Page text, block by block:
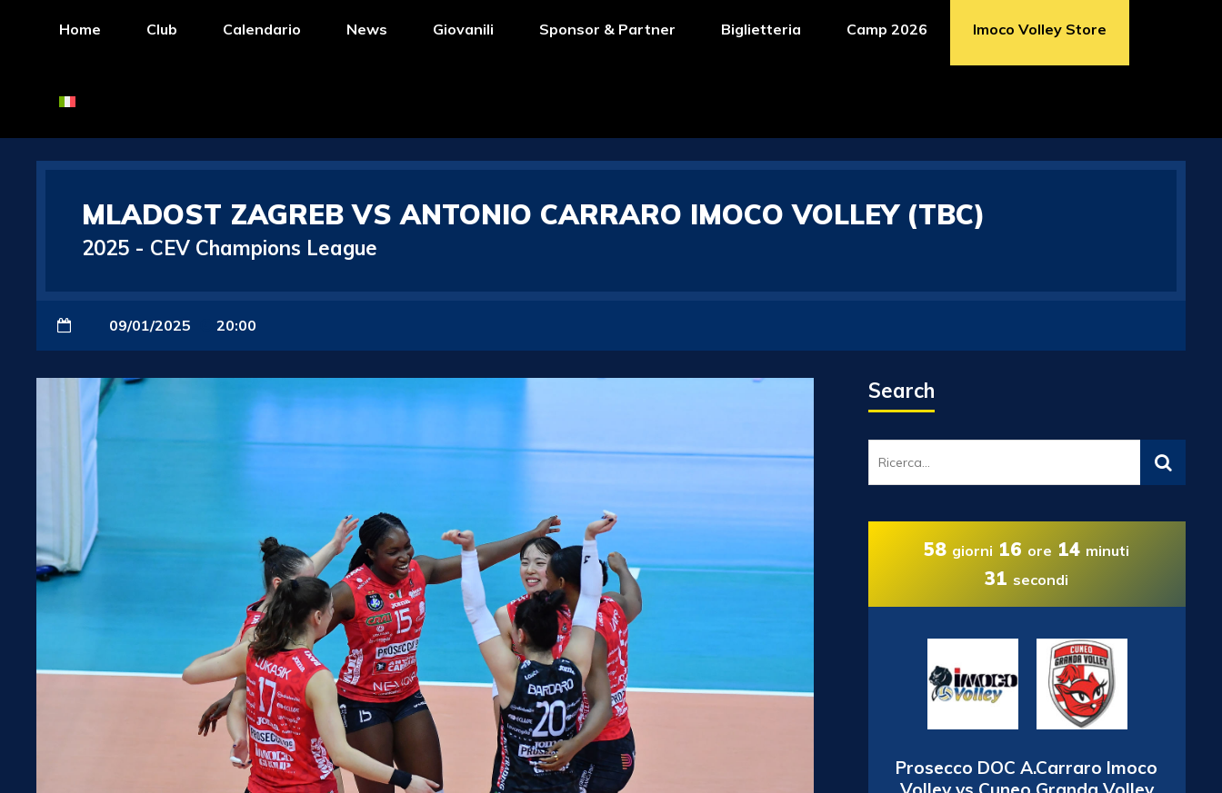
Home Club Calendario News Giovanili Sponsor & Partner Biglietteria Camp 2026 Imoco Volley Store
MLADOST ZAGREB VS ANTONIO CARRARO IMOCO VOLLEY (TBC)
2025 - CEV Champions League
09/01/2025 20:00
Search
58 giorni 16 ore 14 minuti
30 secondi
Prosecco DOC A.Carraro Imoco